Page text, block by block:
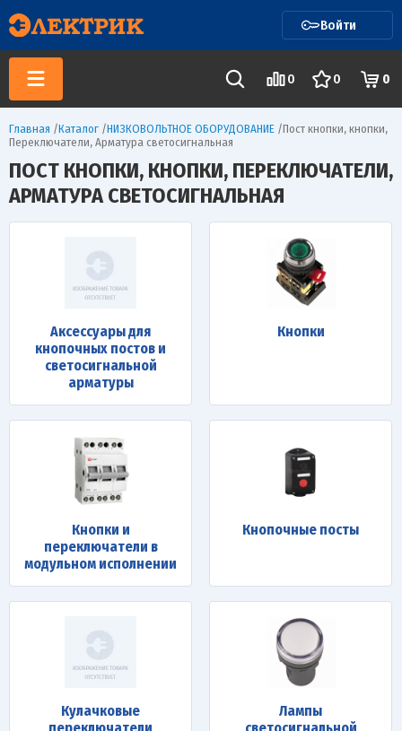
Войти
0 0 0
Главная /Каталог /НИЗКОВОЛЬТНОЕ ОБОРУДОВАНИЕ /Пост кнопки, кнопки,
Переключатели, Арматура светосигнальная
ПОСТ КНОПКИ, КНОПКИ, ПЕРЕКЛЮЧАТЕЛИ,
АРМАТУРА СВЕТОСИГНАЛЬНАЯ
Аксессуары для
кнопочных постов и
светосигнальной
арматуры
Кнопки
Кнопки и
переключатели в
модульном исполнении
Кнопочные посты
Кулачковые
Лампы